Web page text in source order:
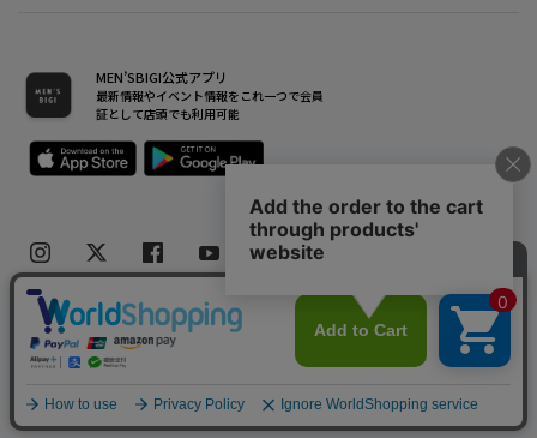
MEN’SBIGI公式アプリ
最新情報やイベント情報をこれ一つで会員
証として店頭でも利用可能
Copyright(C) Bigi Co.,Ltd.All Rights Reserved.